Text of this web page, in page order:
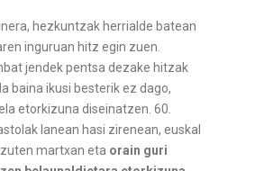
hezkuntzak herrialde batean
inguruan hitz egin zuen.
jendek pentsa dezake hitzak
baina ikusi besterik ez dago,
etorkizuna diseinatzen. 60.
lanean hasi zirenean, euskal
martxan eta orain guri